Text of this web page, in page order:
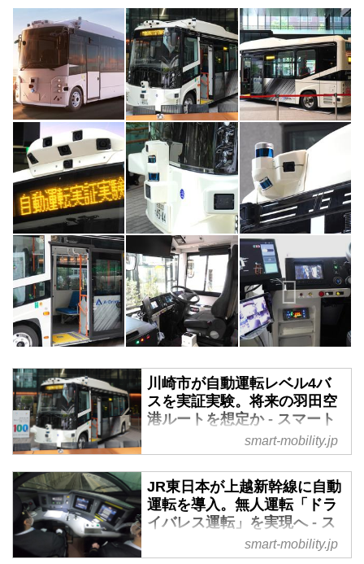
川崎市が自動運転レベル4バ
スを実証実験。将来の羽田空
港ルートを想定か - スマート
は2027年度に自動運転レベル4で
運行するバス実装に向けて、
2025年1月から実証実験を開始す
ることを発表。川崎駅や多摩川ス
カイブリッジなど往来の多い路線
smart-mobility.jp
JR東日本が上越新幹線に自動
運転を導入。無人運転「ドラ
イバレス運転」を実現へ - ス
マートモビリティJPsmart-mobility.jp